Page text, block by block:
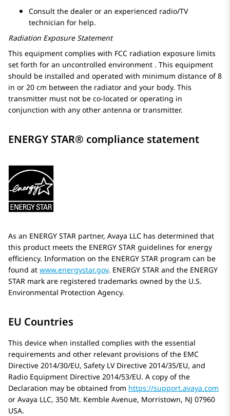
Consult the dealer or an experienced radio/TV
technician for help.
Radiation Exposure Statement
This equipment complies with FCC radiation exposure limits
set forth for an uncontrolled environment . This equipment
should be installed and operated with minimum distance of 8
in or 20 cm between the radiator and your body. This
transmitter must not be co-located or operating in
conjunction with any other antenna or transmitter.
ENERGY STAR® compliance statement
As an ENERGY STAR partner, Avaya LLC has determined that
this product meets the ENERGY STAR guidelines for energy
efficiency. Information on the ENERGY STAR program can be
found at www.energystar.gov. ENERGY STAR and the ENERGY
STAR mark are registered trademarks owned by the U.S.
Environmental Protection Agency.
EU Countries
This device when installed complies with the essential
requirements and other relevant provisions of the EMC
Directive 2014/30/EU, Safety LV Directive 2014/35/EU, and
Radio Equipment Directive 2014/53/EU. A copy of the
Declaration may be obtained from https://support.avaya.com
or Avaya LLC, 350 Mt. Kemble Avenue, Morristown, NJ 07960
USA.